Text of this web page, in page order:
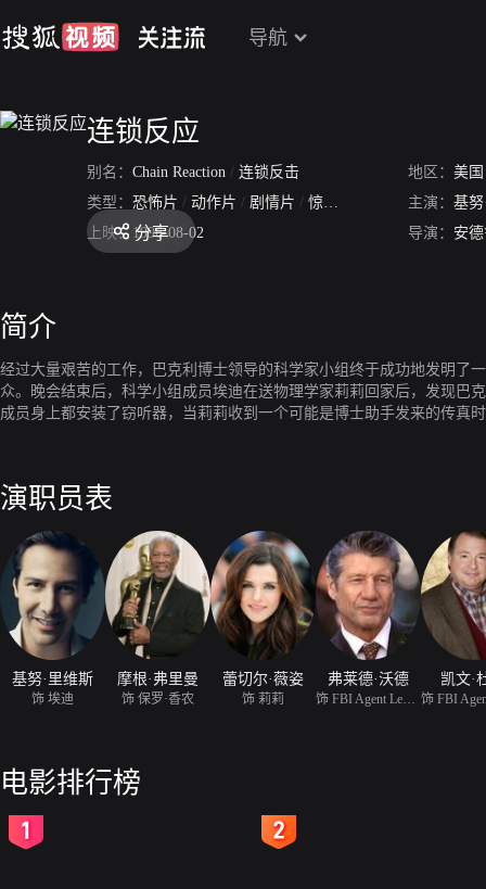
导航
连锁反应
别名： Chain Reaction / 连锁反击 地区： 美国
类型： 恐怖片 / 动作片 / 剧情片 / 惊悚片 主演： 基努
上映： 1996-08-02 导演： 安
分享
简介
经过大量艰苦的工作，巴克利博士领导的科学家小组终于成功地发明了
众。晚会结束后，科学小组成员埃迪在送物理学家莉莉回家后，发现巴
成员身上都安装了窃听器，当莉莉收到一个可能是博士助手发来的传真
演职员表
基努·里维斯
饰 埃迪
摩根·弗里曼
饰 保罗·香农
蕾切尔·薇姿
饰 莉莉
弗莱德·沃德 凯文·
饰 FBI
电影排行榜